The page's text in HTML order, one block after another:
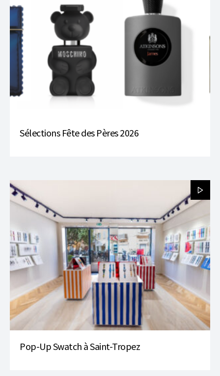
Sélections Fête des Pères 2026
Pop-Up Swatch à Saint-Tropez